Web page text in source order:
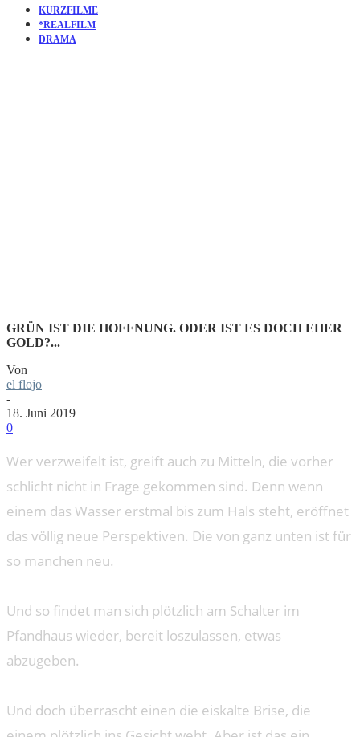
KURZFILME
*REALFILM
DRAMA
GRÜN IST DIE HOFFNUNG. ODER IST ES DOCH EHER
GOLD?...
Von
el flojo
-
18. Juni 2019
0
Wer verzweifelt ist, greift auch zu Mitteln, die vorher
schlicht nicht in Frage gekommen sind. Denn wenn
einem das Wasser erstmal bis zum Hals steht, eröffnet
das völlig neue Perspektiven. Die von ganz unten ist für
so manchen neu.
Und so findet man sich plötzlich am Schalter im
Pfandhaus wieder, bereit loszulassen, etwas
abzugeben.
Und doch überrascht einen die eiskalte Brise, die